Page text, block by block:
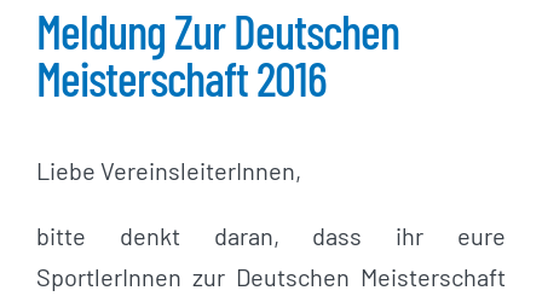
Meldung Zur Deutschen
Meisterschaft 2016
Liebe VereinsleiterInnen,
bitte denkt daran, dass ihr eure
SportlerInnen zur Deutschen Meisterschaft